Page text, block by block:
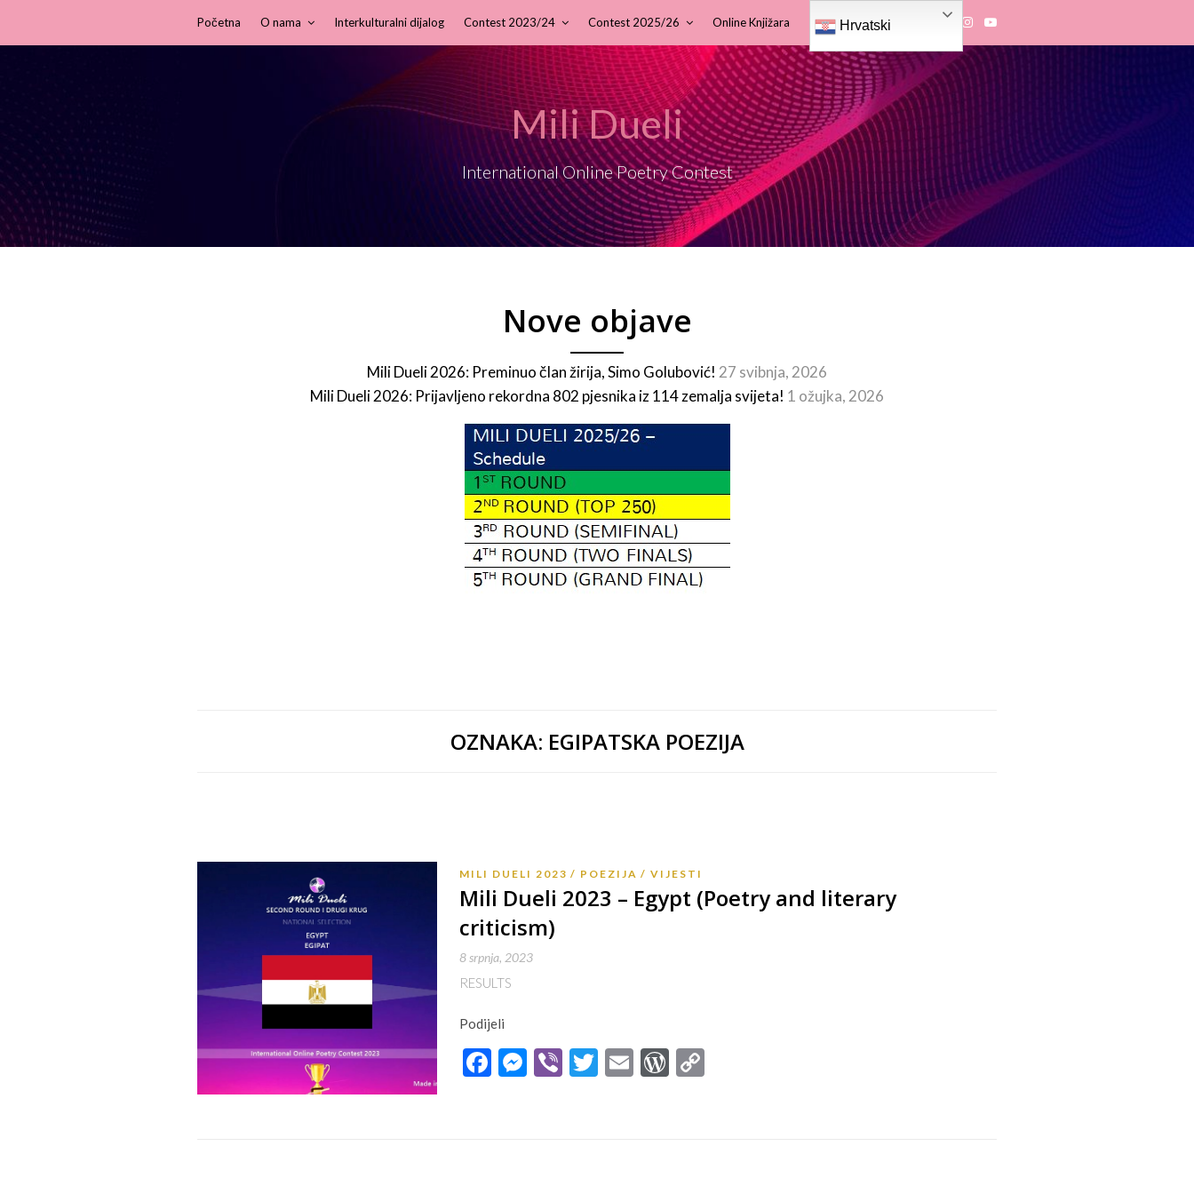
Početna O nama Interkulturalni dijalog Contest 2023/24 Contest 2025/26 Online Knjižara Hrvatski
Mili Dueli
International Online Poetry Contest
Nove objave
Mili Dueli 2026: Preminuo član žirija, Simo Golubović! 27 svibnja, 2026
Mili Dueli 2026: Prijavljeno rekordna 802 pjesnika iz 114 zemalja svijeta! 1 ožujka, 2026
OZNAKA: EGIPATSKA POEZIJA
MILI DUELI 2023 POEZIJA VIJESTI
Mili Dueli 2023 – Egypt (Poetry and literary
criticism)
8 srpnja, 2023
RESULTS
Podijeli
Facebook
Messenger
ViberTwitter
EmailWordPress